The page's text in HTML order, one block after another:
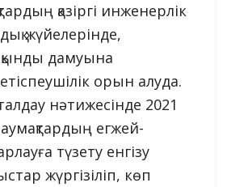
қазіргі инженерлік
жүйелерінде,
дамуына
орын алуда.
нәтижесінде 2021
егжей-
түзету енгізу
жүргізіліп, көп